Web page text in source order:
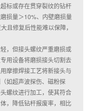
标或存在贯穿裂纹的钻杆
损量＞10%、内壁磨损量
且修复后性能难以保障，
，但接头螺纹严重磨损或
用设备将磨损接头切割去
摩擦焊接工艺将新接头与
如超声波探伤、磁粉探
螺纹进行加工，使其符合
，降低钻杆报废率，相比